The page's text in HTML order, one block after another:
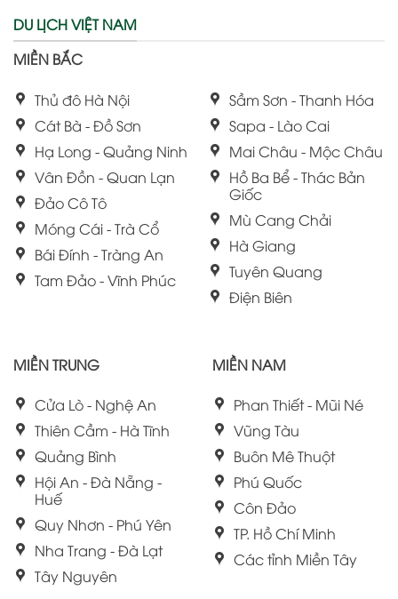
DU LỊCH VIỆT NAM
MIỀN BẮC
Thủ đô Hà Nội
Cát Bà - Đồ Sơn
Hạ Long - Quảng Ninh
Vân Đồn - Quan Lạn
Đảo Cô Tô
Móng Cái - Trà Cổ
Bái Đính - Tràng An
Tam Đảo - Vĩnh Phúc
Sầm Sơn - Thanh Hóa
Sapa - Lào Cai
Mai Châu - Mộc Châu
Hồ Ba Bể - Thác Bản
Giốc
Mù Cang Chải
Hà Giang
Tuyên Quang
Điện Biên
MIỀN TRUNG
Cửa Lò - Nghệ An
Thiên Cầm - Hà Tĩnh
Quảng Bình
Hội An - Đà Nẵng -
Huế
Quy Nhơn - Phú Yên
Nha Trang - Đà Lạt
Tây Nguyên
MIỀN NAM
Phan Thiết - Mũi Né
Vũng Tàu
Buôn Mê Thuột
Phú Quốc
Côn Đảo
TP. Hồ Chí Minh
Các tỉnh Miền Tây